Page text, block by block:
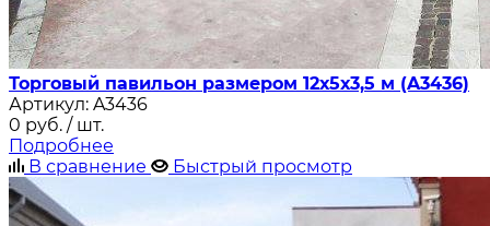
Торговый павильон размером 12х5х3,5 м (A3436)
Артикул: A3436
0 руб. / шт.
Подробнее
В сравнение
Быстрый просмотр